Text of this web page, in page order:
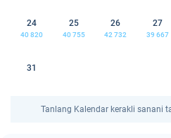
24
40 820
25
40 755
26
42 732
27
39 667
31
Tanlang Kalendar kerakli sanani